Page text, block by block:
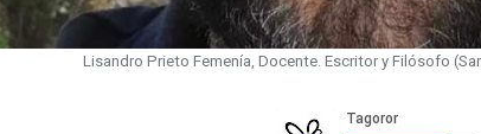
Lisandro Prieto Femenía, Docente. Escritor y Filósofo